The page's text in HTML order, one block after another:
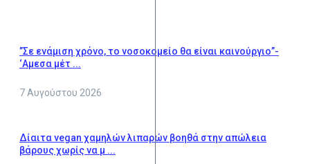
”Σε ενάμιση χρόνο, το νοσοκομείο θα είναι καινούργιο”-
‘Αμεσα μέτ ...
7 Αυγούστου 2026
Δίαιτα vegan χαμηλών λιπαρών βοηθά στην απώλεια
βάρους χωρίς να μ ...